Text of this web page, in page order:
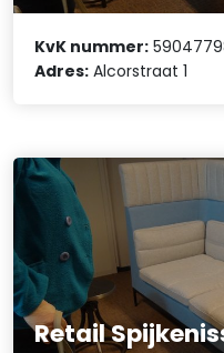
KvK nummer:
Adres: Alcorstraat 1
Retail